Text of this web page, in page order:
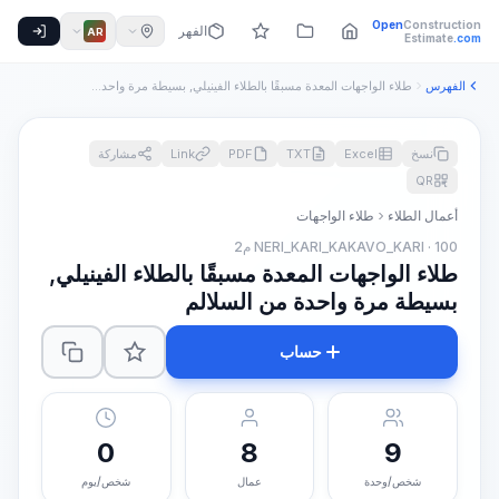
OpenConstruction
Estimate.com الفهرس AR
الفهرس طلاء الواجهات المعدة مسبقًا بالطلاء الفينيلي, بسيطة مرة واحد...
نسخ Excel
TXT
PDF
Link
مشاركة
QR
أعمال الطلاء
طلاء الواجهات
NERI_KARI_KAKAVO_KARI · 100 م2
طلاء الواجهات المعدة مسبقًا بالطلاء الفينيلي,
بسيطة مرة واحدة من السلالم
حساب
9
شخص/وحدة
8
عمال
0
شخص/يوم